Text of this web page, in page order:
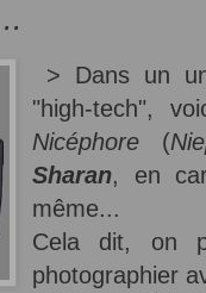
> Dans un
"high-tech",
Nicéphore (
Sharan, en
même...
Cela dit, on
photographier